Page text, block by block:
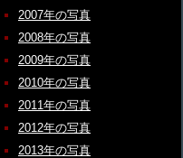
2007年の写真
2008年の写真
2009年の写真
2010年の写真
2011年の写真
2012年の写真
2013年の写真